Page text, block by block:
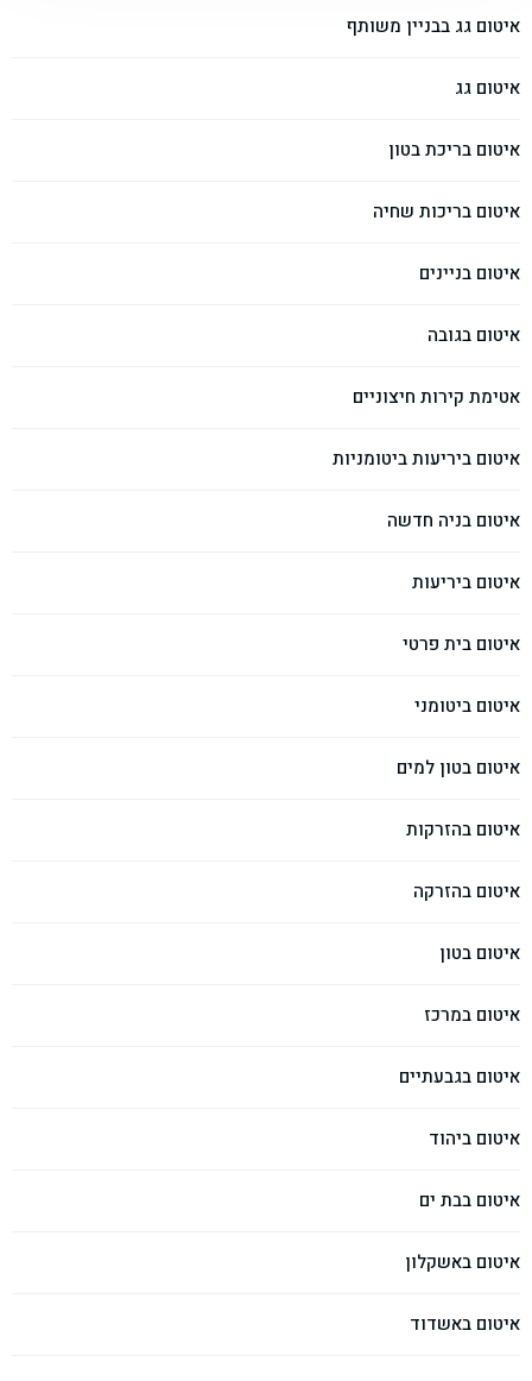
איטום גג בבניין משותף
איטום גג
איטום בריכת בטון
איטום בריכות שחיה
איטום בניינים
איטום בגובה
אטימת קירות חיצוניים
איטום ביריעות ביטומניות
איטום בניה חדשה
איטום ביריעות
איטום בית פרטי
איטום ביטומני
איטום בטון למים
איטום בהזרקות
איטום בהזרקה
איטום בטון
איטום במרכז
איטום בגבעתיים
איטום ביהוד
איטום בבת ים
איטום באשקלון
איטום באשדוד